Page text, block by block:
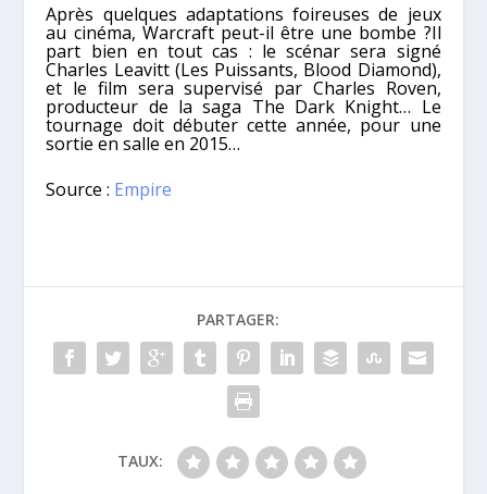
Après quelques adaptations foireuses de jeux
au cinéma, Warcraft peut-il être une bombe ?Il
part bien en tout cas : le scénar sera signé
Charles Leavitt (Les Puissants, Blood Diamond),
et le film sera supervisé par Charles Roven,
producteur de la saga The Dark Knight… Le
tournage doit débuter cette année, pour une
sortie en salle en 2015…
Source : Empire
PARTAGER:
TAUX: